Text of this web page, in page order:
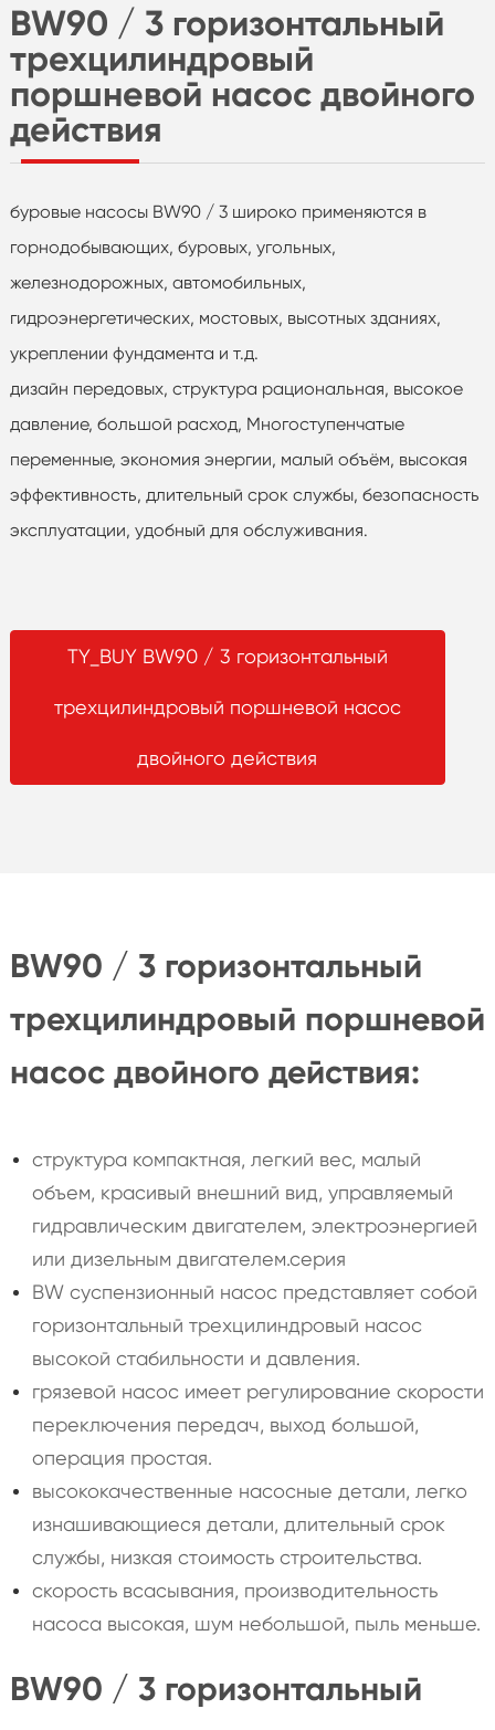
BW90 / 3 горизонтальный
трехцилиндровый
поршневой насос двойного
действия
буровые насосы BW90 / 3 широко применяются в
горнодобывающих, буровых, угольных,
железнодорожных, автомобильных,
гидроэнергетических, мостовых, высотных зданиях,
укреплении фундамента и т.д.
дизайн передовых, структура рациональная, высокое
давление, большой расход, Многоступенчатые
переменные, экономия энергии, малый объём, высокая
эффективность, длительный срок службы, безопасность
эксплуатации, удобный для обслуживания.
TY_BUY BW90 / 3 горизонтальный
трехцилиндровый поршневой насос
двойного действия
BW90 / 3 горизонтальный
трехцилиндровый поршневой
насос двойного действия:
структура компактная, легкий вес, малый
объем, красивый внешний вид, управляемый
гидравлическим двигателем, электроэнергией
или дизельным двигателем.серия
BW суспензионный насос представляет собой
горизонтальный трехцилиндровый насос
высокой стабильности и давления.
грязевой насос имеет регулирование скорости
переключения передач, выход большой,
операция простая.
высококачественные насосные детали, легко
изнашивающиеся детали, длительный срок
службы, низкая стоимость строительства.
скорость всасывания, производительность
насоса высокая, шум небольшой, пыль меньше.
BW90 / 3 горизонтальный